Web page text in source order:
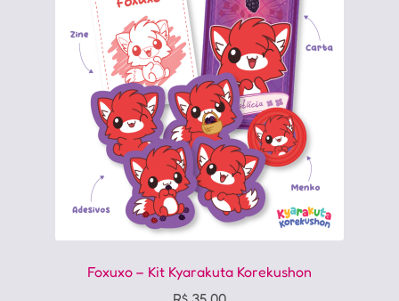
Foxuxo – Kit Kyarakuta Korekushon